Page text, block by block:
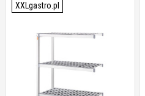
XXLgastro.pl